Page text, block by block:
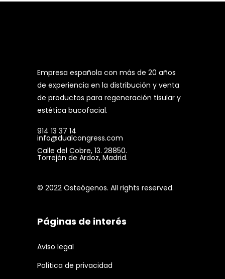
Empresa española con más de 20 años
de experiencia en la distribución y venta
de productos para regeneración tisular y
estética bucofacial.
914 13 37 14
info@dualcongress.com
Calle del Cobre, 13. 28850.
Torrejón de Ardoz, Madrid.
© 2022 Osteógenos. All rights reserved.
Páginas de interés
Aviso legal
Política de privacidad